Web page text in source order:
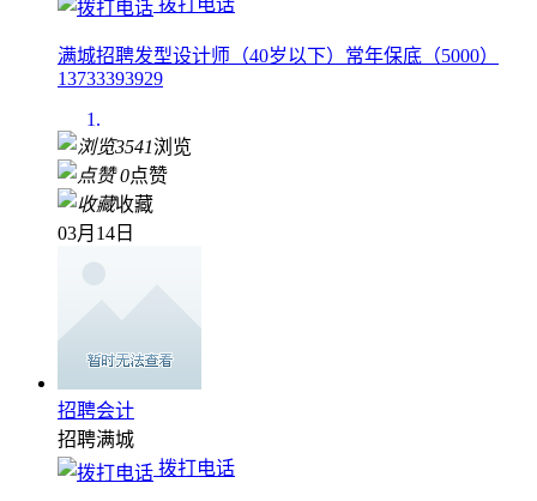
拨打电话
满城招聘发型设计师（40岁以下）常年保底（5000）
13733393929
3541浏览
0点赞
收藏
03月14日
招聘会计
招聘满城
拨打电话